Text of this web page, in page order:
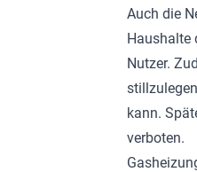
Auch die
Haushalte
Nutzer.
kann.
verboten.